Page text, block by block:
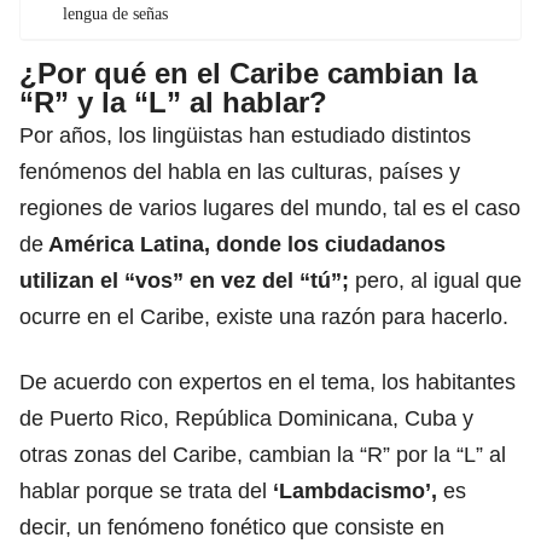
lengua de señas
¿Por qué en el Caribe cambian la
“R” y la “L” al hablar?
Por años, los lingüistas han estudiado distintos
fenómenos del habla en las culturas, países y
regiones de varios lugares del mundo, tal es el caso
de América Latina, donde los ciudadanos
utilizan el “vos” en vez del “tú”; pero, al igual que
ocurre en el Caribe, existe una razón para hacerlo.
De acuerdo con expertos en el tema, los habitantes
de Puerto Rico, República Dominicana, Cuba y
otras zonas del Caribe, cambian la “R” por la “L” al
hablar porque se trata del ‘Lambdacismo’, es
decir, un fenómeno fonético que consiste en